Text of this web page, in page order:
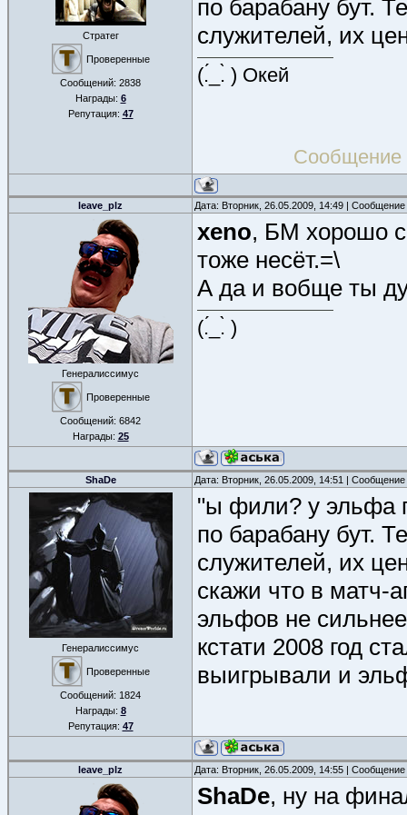
Стратег
Проверенные
Сообщений: 2838
Награды: 6
Репутация: 47
по барабану бут.
служителей, их
(.́_.̀ ) Окей
Сообщение
leave_plz Дата: Вторник, 26.05.2009, 14:49 |
Генералиссимус
Проверенные
Сообщений: 6842
Награды: 25
xeno, БМ хорошо
тоже несёт.=\
А да и вобще ты
(.́_.̀ )
ShaDe Дата: Вторник, 26.05.2009, 14:51 |
Генералиссимус
Проверенные
Сообщений: 1824
Награды: 8
Репутация: 47
"ы фили? у эльфа
по барабану бут.
служителей, их
скажи что в
эльфов не
кстати 2008 год
выигрывали и
leave_plz Дата: Вторник, 26.05.2009, 14:55 |
ShaDe, ну на